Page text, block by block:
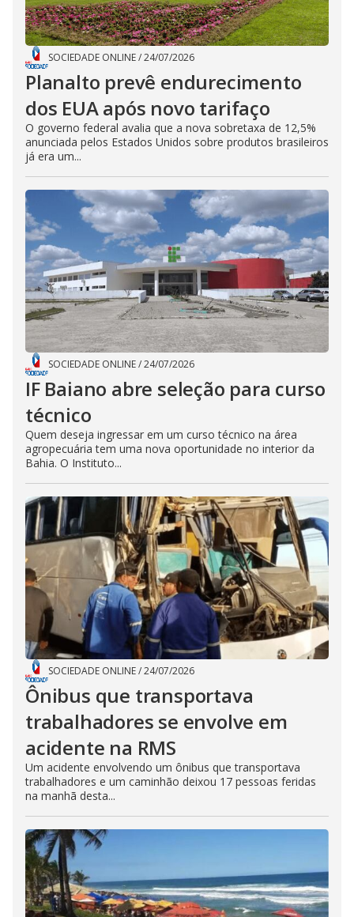
SOCIEDADE ONLINE/24/07/2026
Planalto prevê endurecimento
dos EUA após novo tarifaço
O governo federal avalia que a nova sobretaxa de 12,5%
anunciada pelos Estados Unidos sobre produtos brasileiros
já era um...
SOCIEDADE ONLINE/24/07/2026
IF Baiano abre seleção para curso
técnico
Quem deseja ingressar em um curso técnico na área
agropecuária tem uma nova oportunidade no interior da
Bahia. O Instituto...
SOCIEDADE ONLINE/24/07/2026
Ônibus que transportava
trabalhadores se envolve em
acidente na RMS
Um acidente envolvendo um ônibus que transportava
trabalhadores e um caminhão deixou 17 pessoas feridas
na manhã desta...